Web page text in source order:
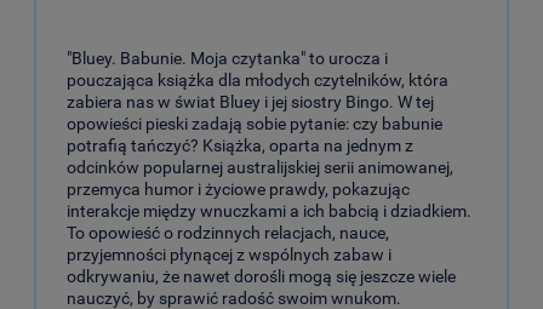
"Bluey. Babunie. Moja czytanka" to urocza i
pouczająca książka dla młodych czytelników, która
zabiera nas w świat Bluey i jej siostry Bingo. W tej
opowieści pieski zadają sobie pytanie: czy babunie
potrafią tańczyć? Książka, oparta na jednym z
odcinków popularnej australijskiej serii animowanej,
przemyca humor i życiowe prawdy, pokazując
interakcje między wnuczkami a ich babcią i dziadkiem.
To opowieść o rodzinnych relacjach, nauce,
przyjemności płynącej z wspólnych zabaw i
odkrywaniu, że nawet dorośli mogą się jeszcze wiele
nauczyć, by sprawić radość swoim wnukom.